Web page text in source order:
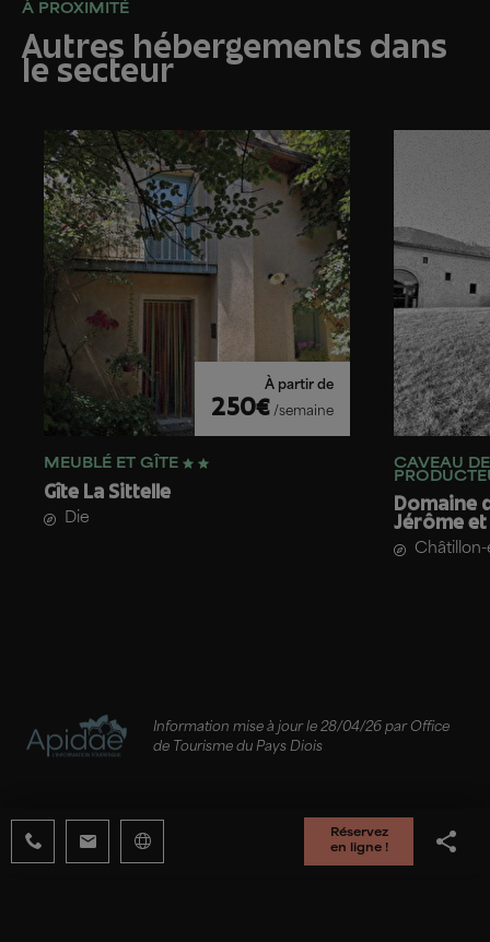
À PROXIMITÉ
Autres hébergements dans
le secteur
À partir de
250€ /semaine
MEUBLÉ ET GÎTE
Gîte La Sittelle
Die
CAVEAU
Domaine
Jérôme et
Châtillon-
Information mise à jour le 28/04/26 par Office
de Tourisme du Pays Diois
Réservez
en ligne !